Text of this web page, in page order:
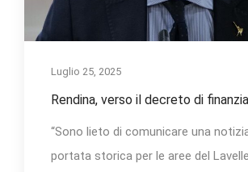
Luglio 25, 2025
Rendina, verso il decreto di
“Sono lieto di comunicare una
portata storica per le aree del